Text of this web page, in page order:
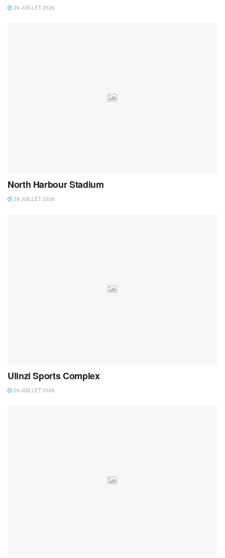
29 JUILLET 2026
North Harbour Stadium
29 JUILLET 2026
Ulinzi Sports Complex
29 JUILLET 2026